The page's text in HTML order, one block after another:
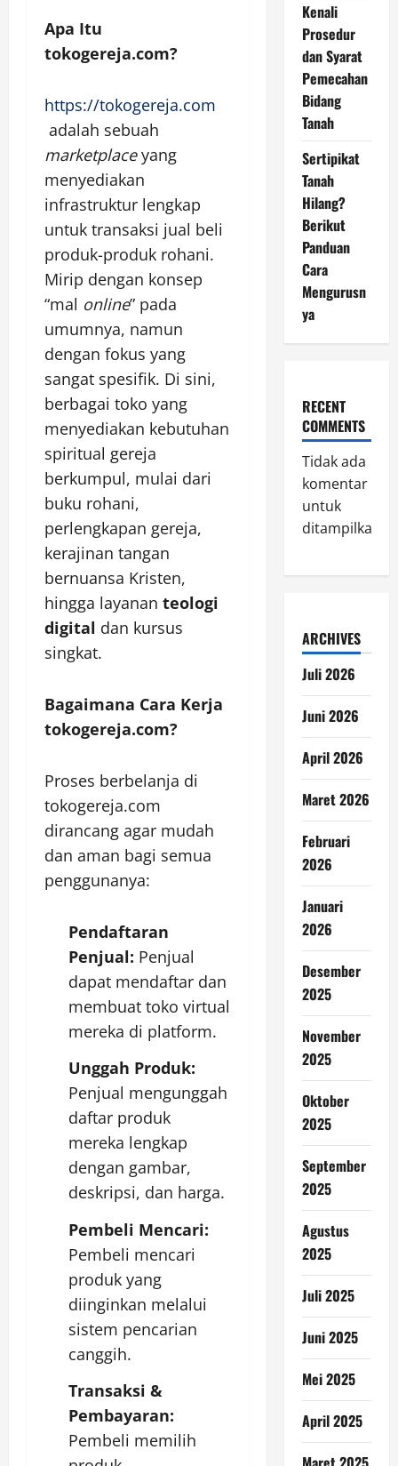
Apa Itu
tokogereja.com?
https://tokogereja.com
adalah sebuah
marketplaceyang
menyediakan
infrastruktur lengkap
untuk transaksi jual beli
produk-produk rohani.
Mirip dengan konsep
“mal online” pada
umumnya, namun
dengan fokus yang
sangat spesifik. Di sini,
berbagai toko yang
menyediakan kebutuhan
spiritual gereja
berkumpul, mulai dari
buku rohani,
perlengkapan gereja,
kerajinan tangan
bernuansa Kristen,
hingga layanan teologi
digital dan kursus
singkat.
Bagaimana Cara Kerja
tokogereja.com?
Proses berbelanja di
tokogereja.com
dirancang agar mudah
dan aman bagi semua
penggunanya:
Pendaftaran
Penjual: Penjual
dapat mendaftar dan
membuat toko virtual
mereka di platform.
Unggah Produk:
Penjual mengunggah
daftar produk
mereka lengkap
dengan gambar,
deskripsi, dan harga.
Pembeli Mencari:
Pembeli mencari
produk yang
diinginkan melalui
sistem pencarian
canggih.
Transaksi &
Pembayaran:
Pembeli memilih
Kenali
Prosedur
dan Syarat
Pemecahan
Bidang
Tanah
Sertipikat
Tanah
Hilang?
Berikut
Panduan
Cara
Mengurusn
ya
RECENT
COMMENTS
Tidak ada
komentar
untuk
ditampilkan.
ARCHIVES
Juli 2026
Juni 2026
April 2026
Maret 2026
Februari
2026
Januari
2026
Desember
2025
November
2025
Oktober
2025
September
2025
Agustus
2025
Juli 2025
Juni 2025
Mei 2025
April 2025